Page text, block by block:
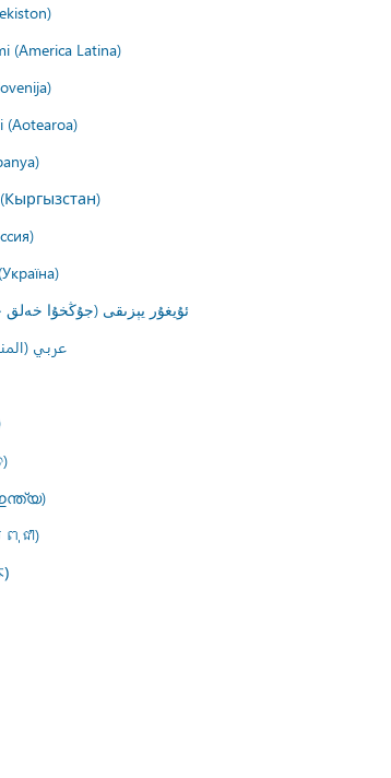
(America Latina)
(Aotearoa)
ئۇيغۇر يېزىقى (جۇڭخۇا خەلق
عربي
ជា)
)